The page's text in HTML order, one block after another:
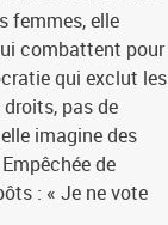
femmes, elle
combattent pour
qui exclut les
pas de
imagine des
de
: « Je ne vote